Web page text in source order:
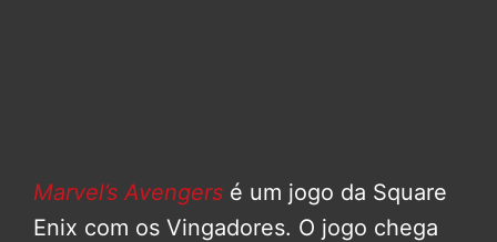
Marvel’s Avengers é um jogo da Square
Enix com os Vingadores. O jogo chega